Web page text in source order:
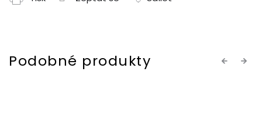
Previous
Next